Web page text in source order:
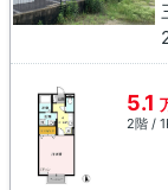
5.1
2階 /